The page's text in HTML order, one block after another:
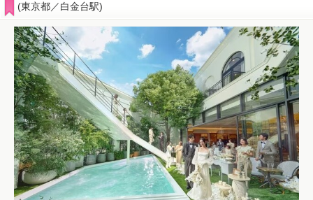
(東京都／白金台駅)